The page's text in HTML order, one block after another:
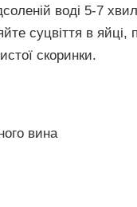
воді 5-7
суцвіття в яйці,
скоринки.
вина